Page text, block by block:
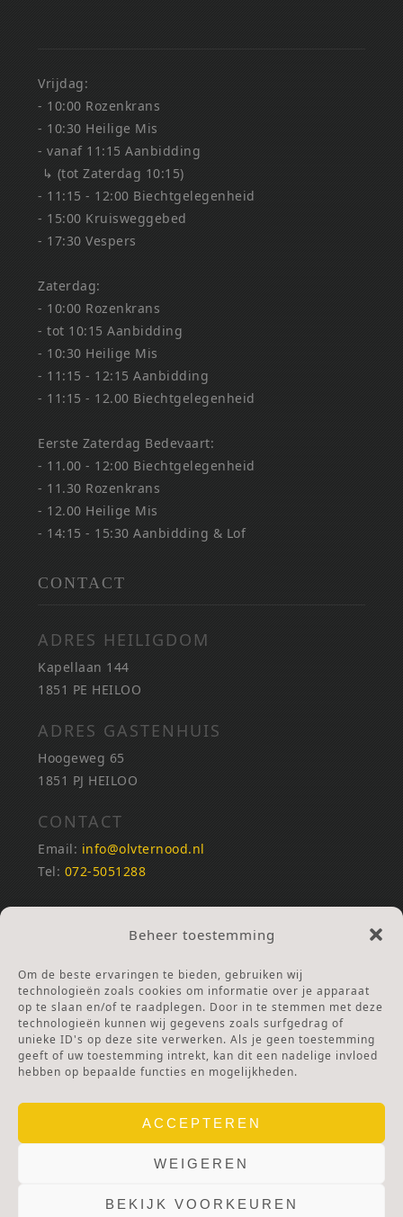
Beheer toestemming
Om de beste ervaringen te bieden, gebruiken wij
technologieën zoals cookies om informatie over je apparaat
op te slaan en/of te raadplegen. Door in te stemmen met deze
technologieën kunnen wij gegevens zoals surfgedrag of
unieke ID's op deze site verwerken. Als je geen toestemming
geeft of uw toestemming intrekt, kan dit een nadelige invloed
hebben op bepaalde functies en mogelijkheden.
ACCEPTEREN
WEIGEREN
BEKIJK VOORKEUREN
Vrijdag:
- 10:00 Rozenkrans
- 10:30 Heilige Mis
- vanaf 11:15 Aanbidding
↳ (tot Zaterdag 10:15)
- 11:15 - 12:00 Biechtgelegenheid
- 15:00 Kruisweggebed
- 17:30 Vespers
Zaterdag:
- 10:00 Rozenkrans
- tot 10:15 Aanbidding
- 10:30 Heilige Mis
- 11:15 - 12:15 Aanbidding
- 11:15 - 12.00 Biechtgelegenheid
Eerste Zaterdag Bedevaart:
- 11.00 - 12:00 Biechtgelegenheid
- 11.30 Rozenkrans
- 12.00 Heilige Mis
- 14:15 - 15:30 Aanbidding & Lof
CONTACT
ADRES HEILIGDOM
Kapellaan 144
1851 PE HEILOO
ADRES GASTENHUIS
Hoogeweg 65
1851 PJ HEILOO
CONTACT
Email: info@olvternood.nl
Tel: 072-5051288
REKENINGNUMMERS
NL25INGB0000672168
Ga naar Doneren
ANBI Stichting
RSIN nummer:002832987
© 2025 OLV TER NOOD. WEBSITE. PRIVACY & COOKIES.